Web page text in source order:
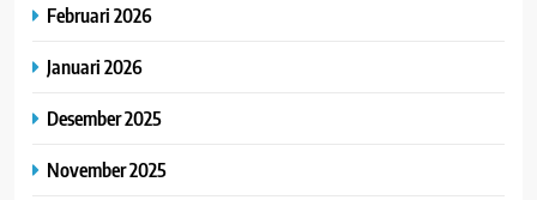
Februari 2026
Januari 2026
Desember 2025
November 2025